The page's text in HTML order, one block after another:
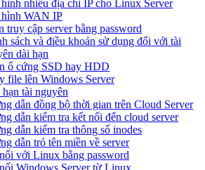
nhiều địa chỉ IP cho Linux Server
hình WAN IP
truy cập server bằng password
sách và điều khoản sử dụng đối với tài
dài hạn
ổ cứng SSD hay HDD
file lên Windows Server
tài nguyên
dẫn đồng bộ thời gian trên Cloud Server
dẫn kiểm tra kết nối đến cloud server
dẫn kiểm tra thông số inodes
dẫn trỏ tên miền về server
với Linux bằng password
Windows Server từ Linux